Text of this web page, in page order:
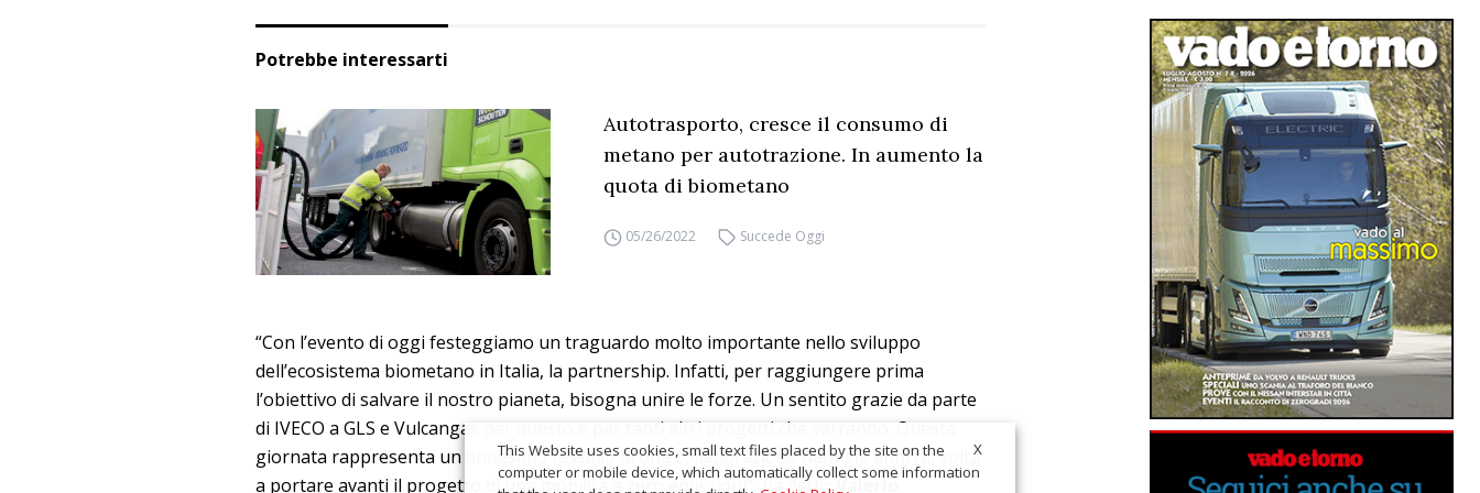
Potrebbe interessarti
Autotrasporto, cresce il consumo di
metano per autotrazione. In aumento la
quota di biometano
05/26/2022 Succede Oggi
“Con l’evento di oggi festeggiamo un traguardo molto importante nello sviluppo
dell’ecosistema biometano in Italia, la partnership. Infatti, per raggiungere prima
l’obiettivo di salvare il nostro pianeta, bisogna unire le forze. Un sentito grazie da parte
di IVECO a GLS e Vulcangas per questo e per tanti altri progetti che verranno. Questa
giornata rappresenta un ennesimo tassello di una collaborazione nata già anni fa, volta
a portare avanti il progetto di una mobilità a zero emissioni”, ha dettoValerio
X
This Website uses cookies, small text files placed by the site on the
computer or mobile device, which automatically collect some information